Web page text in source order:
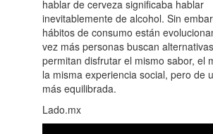
hablar de cerveza significaba hablar
inevitablemente de alcohol. Sin
hábitos de consumo están
vez más personas buscan
permitan disfrutar el mismo sabor, el
la misma experiencia social, pero de
más equilibrada.
Lado.mx